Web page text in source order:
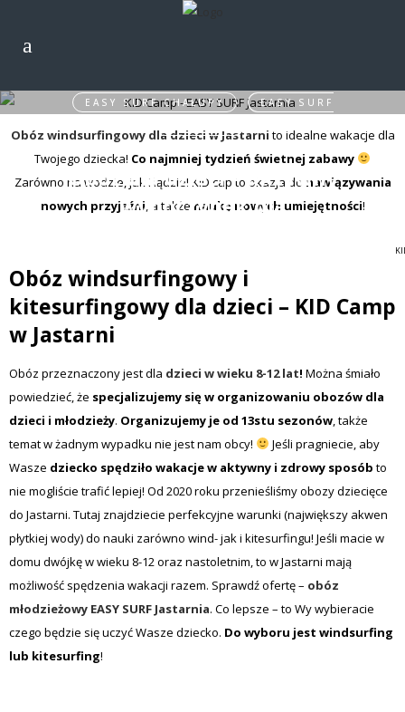
EASY SURF CHAŁUPY ,
EASY SURF
Obóz dla dzieci – aktywny
wypoczynek dla
Obóz windsurfingowy dla dzieci w Jastarni to idealne wakacje dla
Twojego dziecka! Co najmniej tydzień świetnej zabawy
Zarówno na wodzie, jak i lądzie! KID cap to okazja do nawiązywania
nowych przyjaźni, a także naukę nowych umiejętności!
Obóz windsurfingowy i
kitesurfingowy dla dzieci – KID Camp
w Jastarni
Obóz przeznaczony jest dla dzieci w wieku 8-12 lat! Można śmiało
powiedzieć, że specjalizujemy się w organizowaniu obozów dla
dzieci i młodzieży. Organizujemy je od 13stu sezonów, także
temat w żadnym wypadku nie jest nam obcy!
Jeśli pragniecie, aby
Wasze dziecko spędziło wakacje w aktywny i zdrowy sposób to
nie mogliście trafić lepiej! Od 2020 roku przenieśliśmy obozy dziecięce
do Jastarni. Tutaj znajdziecie perfekcyjne warunki (największy akwen
płytkiej wody) do nauki zarówno wind- jak i kitesurfingu! Jeśli macie w
domu dwójkę w wieku 8-12 oraz nastoletnim, to w Jastarni mają
możliwość spędzenia wakacji razem. Sprawdź ofertę – obóz
młodzieżowy EASY SURF Jastarnia. Co lepsze – to Wy wybieracie
czego będzie się uczyć Wasze dziecko. Do wyboru jest windsurfing
lub kitesurfing!